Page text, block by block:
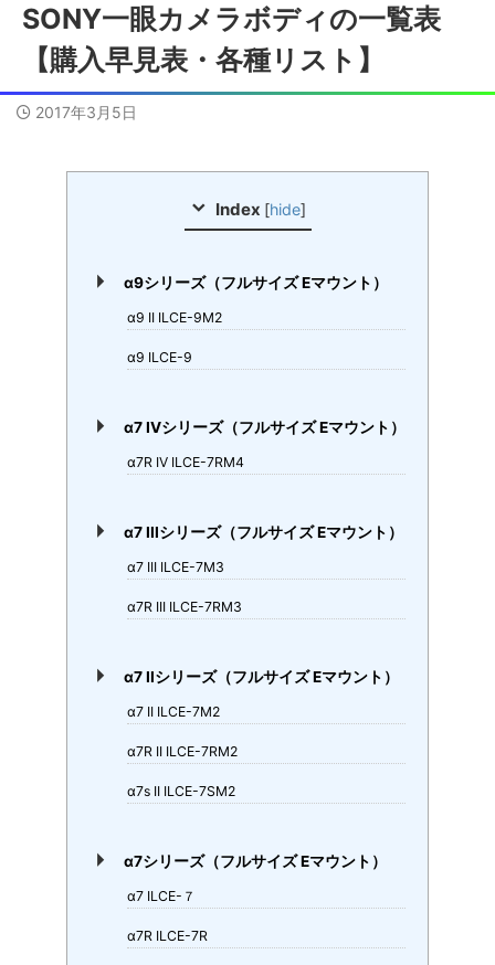
SONY一眼カメラボディの一覧表
【購入早見表・各種リスト】
2017年3月5日
Index [hide]
α9シリーズ（フルサイズ Eマウント）
α9 II ILCE-9M2
α9 ILCE-9
α7 IVシリーズ（フルサイズ Eマウント）
α7R IV ILCE-7RM4
α7 IIIシリーズ（フルサイズ Eマウント）
α7 III ILCE-7M3
α7R III ILCE-7RM3
α7 IIシリーズ（フルサイズ Eマウント）
α7 II ILCE-7M2
α7R II ILCE-7RM2
α7s II ILCE-7SM2
α7シリーズ（フルサイズ Eマウント）
α7 ILCE-７
α7R ILCE-7R